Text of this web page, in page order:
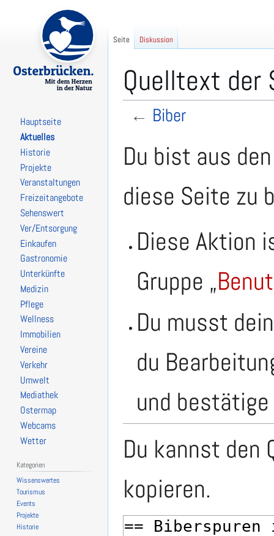
Quelltext der
← Biber
Navigation
Suche
Du bist aus
diese Seite zu
Diese Aktion
Gruppe „
Du musst
du
und
Du kannst den
kopieren.
Seite Diskussion
Hauptseite
Aktuelles
Historie
Projekte
Veranstaltungen
Freizeitangebote
Sehenswert
Ver/Entsorgung
Einkaufen
Gastronomie
Unterkünfte
Medizin
Pflege
Wellness
Immobilien
Vereine
Verkehr
Umwelt
Mediathek
Ostermap
Webcams
Wetter
Kategorien
Wissenswertes
Tourismus
Events
Projekte
Historie